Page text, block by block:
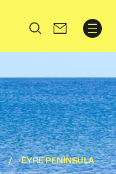
Search
EYRE PENINSULA